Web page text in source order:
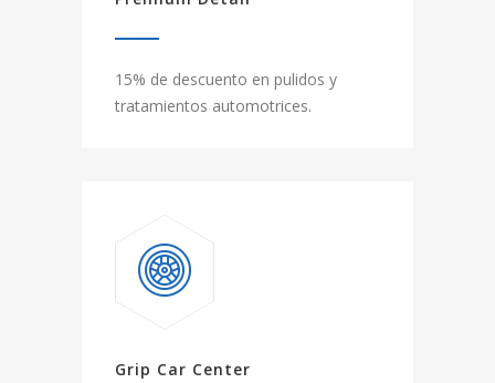
15% de descuento en pulidos y
tratamientos automotrices.
Grip Car Center